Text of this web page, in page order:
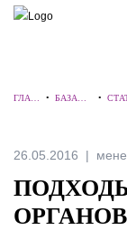
ПОИСК ПО
ГЛАВ
• БАЗА
•
26.05.2016